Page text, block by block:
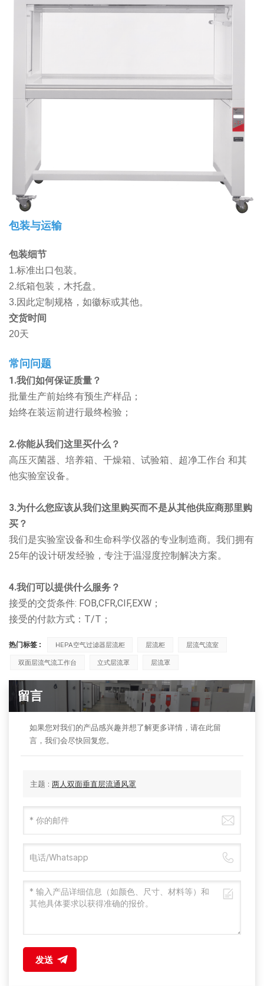
包装与运输
包装细节
1.标准出口包装。
2.纸箱包装，木托盘。
3.因此定制规格，如徽标或其他。
交货时间
20天
常问问题
1.我们如何保证质量？
批量生产前始终有预生产样品；
始终在装运前进行最终检验；
2.你能从我们这里买什么？
高压灭菌器、培养箱、干燥箱、试验箱、超净工作台 和其
他实验室设备。
3.为什么您应该从我们这里购买而不是从其他供应商那里购
买？
我们是实验室设备和生命科学仪器的专业制造商。我们拥有
25年的设计研发经验，专注于温湿度控制解决方案。
4.我们可以提供什么服务？
接受的交货条件: FOB,CFR,CIF,EXW；
接受的付款方式：T/T；
热门标签 : HEPA空气过滤器层流柜 层流柜 层流气流室
双面层流气流工作台 立式层流罩 层流罩
留言
如果您对我们的产品感兴趣并想了解更多详情，请在此留
言，我们会尽快回复您。
主题 : 两人双面垂直层流通风罩
发送